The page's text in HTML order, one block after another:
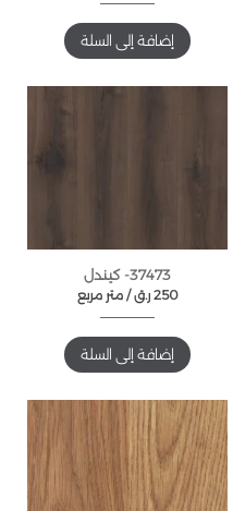
إضافة إلى السلة
37473- كيندل
متر مربع / 250 ر.ق
إضافة إلى السلة